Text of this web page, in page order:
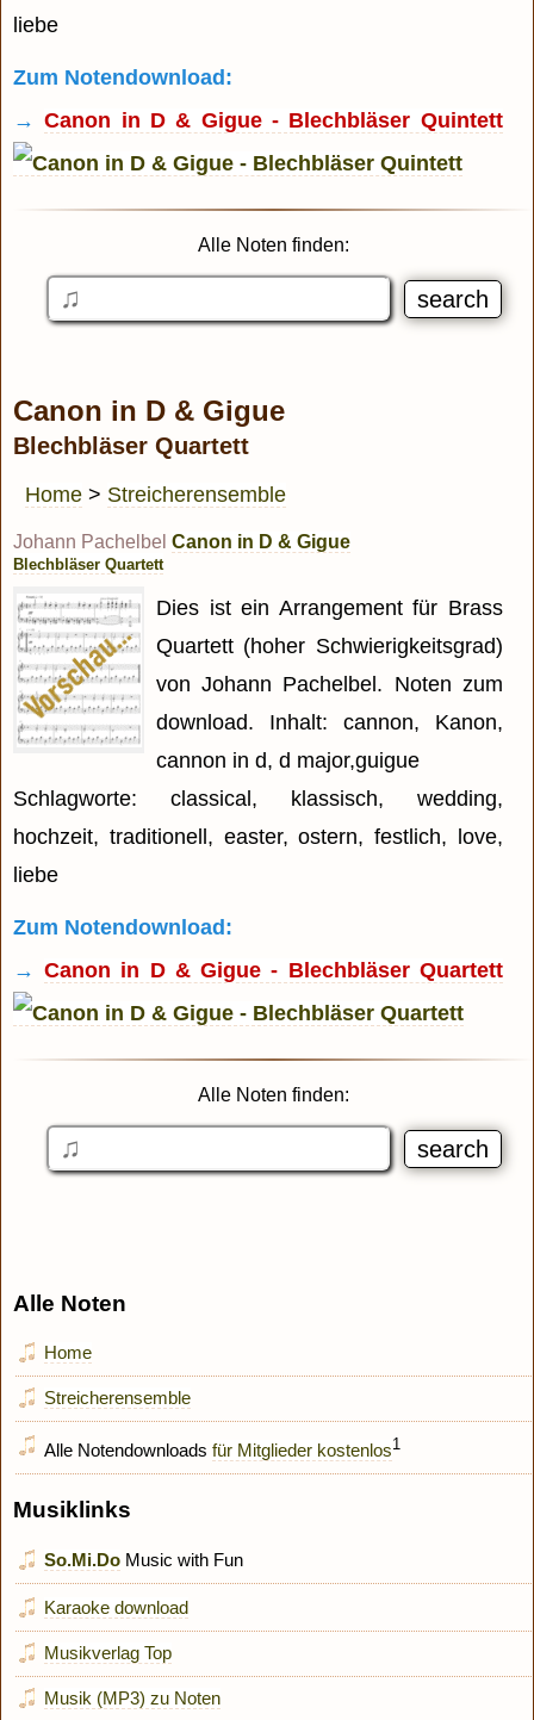
liebe
Zum Notendownload:
→Canon in D & Gigue - Blechbläser Quintett
Alle Noten finden:
Canon in D & Gigue
Blechbläser Quartett
Home > Streicherensemble
Johann Pachelbel Canon in D & Gigue
Blechbläser Quartett
Dies ist ein Arrangement für Brass
Quartett (hoher Schwierigkeitsgrad)
von Johann Pachelbel. Noten zum
download. Inhalt: cannon, Kanon,
cannon in d, d major,guigue
Schlagworte: classical, klassisch, wedding,
hochzeit, traditionell, easter, ostern, festlich, love,
liebe
Zum Notendownload:
→Canon in D & Gigue - Blechbläser Quartett
Alle Noten finden:
Alle Noten
Home
Streicherensemble
Alle Notendownloads für Mitglieder kostenlos1
Musiklinks
So.Mi.Do Music with Fun
Karaoke download
Musikverlag Top
Musik (MP3) zu Noten